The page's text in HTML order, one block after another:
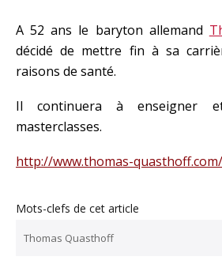
A 52 ans le baryton allemand
décidé de mettre fin à sa
raisons de santé.
Il continuera à enseigner
masterclasses.
http://www.thomas-quasthoff.com/
Mots-clefs de cet article
Thomas Quasthoff